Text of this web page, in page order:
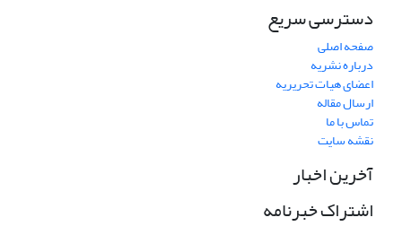
دسترسی سریع
صفحه اصلی
درباره نشریه
اعضای هیات تحریریه
ارسال مقاله
تماس با ما
نقشه سایت
آخرین اخبار
اشتراک خبرنامه